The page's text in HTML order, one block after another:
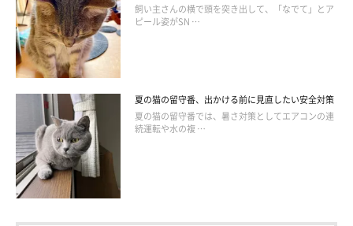
飼い主さんの横で頭を突き出して、「なでて」とア
ピール姿がSN …
夏の猫の留守番、出かける前に見直したい安全対策
夏の猫の留守番では、暑さ対策としてエアコンの連
続運転や水の複 …